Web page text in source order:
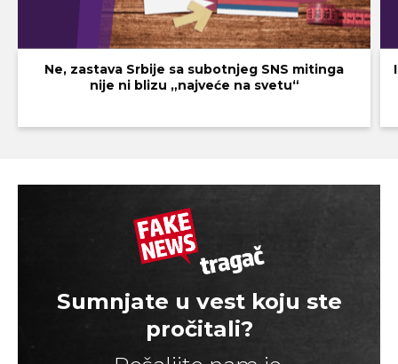
Ne, zastava Srbije sa subotnjeg SNS mitinga
nije ni blizu „najveće na svetu“
Sumnjate u vest koju ste
pročitali?